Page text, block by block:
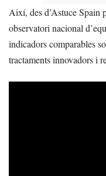
Així, des d’Astuce Spain
observatori nacional
indicadors comparables
tractaments innovadors i